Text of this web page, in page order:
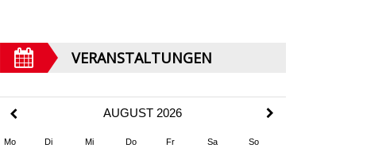
VERANSTALTUNGEN
AUGUST 2026
Mo Di Mi Do Fr Sa So